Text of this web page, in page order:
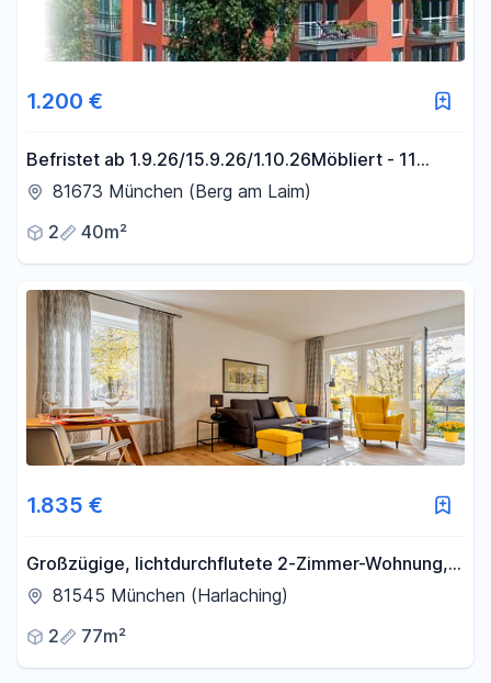
1.200 €
Befristet ab 1.9.26/15.9.26/1.10.26Möbliert - 11
Monate - Ruhig zum Hinterhof - Zentral -
81673 München (Berg am Laim)
2
40m²
1.835 €
Großzügige, lichtdurchflutete 2-Zimmer-Wohnung,
voll möbliert, in Bestlage München-Harlaching
81545 München (Harlaching)
2
77m²